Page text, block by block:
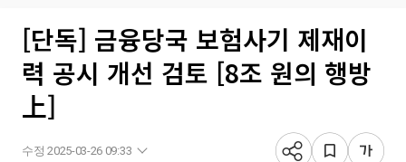
[단독] 금융당국 보험사기 제재이
력 공시 개선 검토 [8조 원의 행방
上]
수정 2025-03-26 09:33